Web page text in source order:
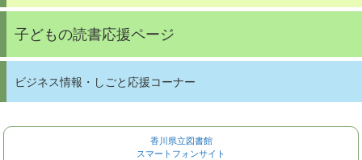
子どもの読書応援ページ
ビジネス情報・しごと応援コーナー
香川県立図書館
スマートフォンサイト